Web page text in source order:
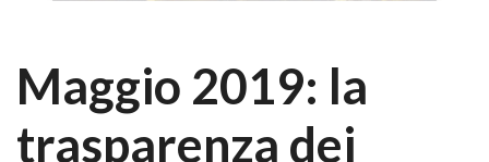
Maggio 2019: la
trasparenza dei